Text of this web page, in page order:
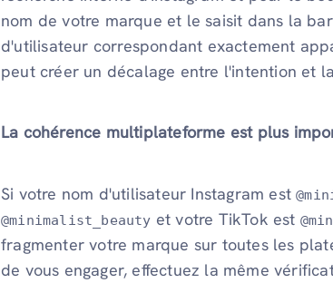
nom de votre marque et le saisit dans la
d'utilisateur correspondant exactement
peut créer un décalage entre l'intention et
La cohérence multiplateforme est plus
Si votre nom d'utilisateur Instagram est
@minimalist_beauty et votre TikTok est
fragmenter votre marque sur toutes les
de vous engager, effectuez la même